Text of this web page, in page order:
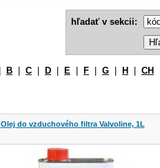
hľadať v sekcii:
B C D E F G H CH
Olej do vzduchového filtra Valvoline, 1L